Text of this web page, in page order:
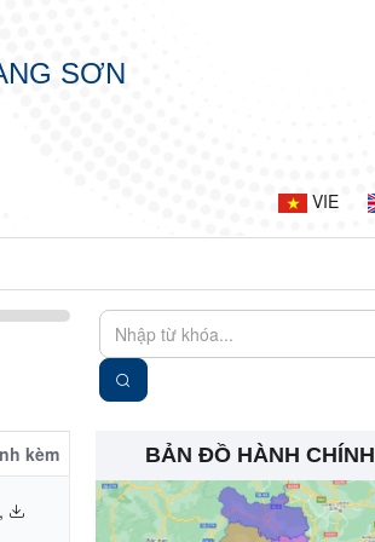
SƠN
VIE
kèm
,
BẢN ĐỒ HÀNH CHÍNH